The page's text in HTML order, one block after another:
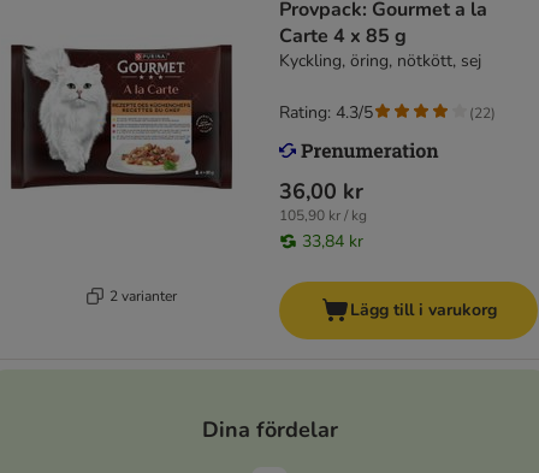
2 varianter
Provpack: Gourmet a la
Carte 4 x 85 g
Kyckling, öring, nötkött, sej
36,00 kr
105,90 kr / kg
33,84 kr
Rating: 4.3/5 (22)
Lägg till i varukorg
Dina fördelar